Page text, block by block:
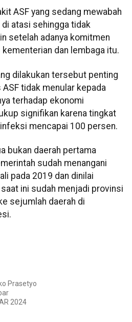
ASF yang sedang mewabah
atasi sehingga tidak
setelah adanya komitmen
dan lembaga itu.
dilakukan tersebut penting
tidak menular kepada
terhadap ekonomi
signifikan karena tingkat
mencapai 100 persen.
bukan daerah pertama
sudah menangani
pada 2019 dan dinilai
ini sudah menjadi provinsi
sejumlah daerah di
Prasetyo
2024